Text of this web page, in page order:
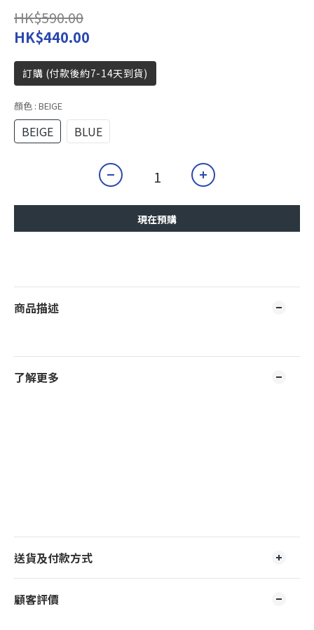
HK$590.00
HK$440.00
訂購 (付款後約7-14天到貨)
顏色 : BEIGE
BEIGE BLUE
現在預購
商品描述
了解更多
送貨及付款方式
顧客評價